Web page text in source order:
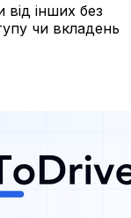
інших без
чи вкладень